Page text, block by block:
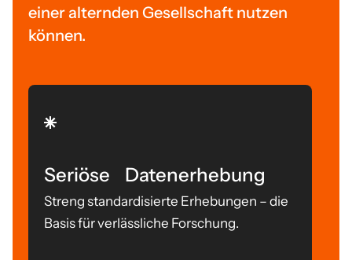
einer alternden Gesellschaft nutzen
können.
Seriöse Datenerhebung
Streng standardisierte Erhebungen – die
Basis für verlässliche Forschung.